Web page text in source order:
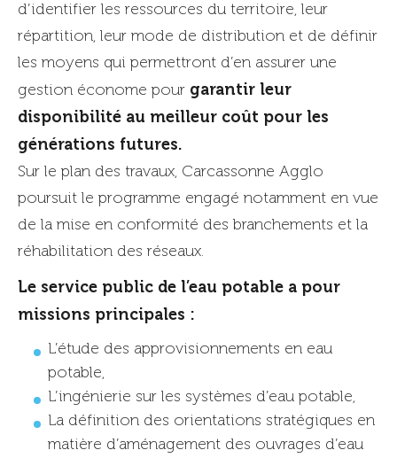
d’identifier les ressources du territoire, leur
répartition, leur mode de distribution et de définir
les moyens qui permettront d’en assurer une
gestion économe pour garantir leur
disponibilité au meilleur coût pour les
générations futures.
Sur le plan des travaux, Carcassonne Agglo
poursuit le programme engagé notamment en vue
de la mise en conformité des branchements et la
réhabilitation des réseaux.
Le service public de l’eau potable a pour
missions principales :
L’étude des approvisionnements en eau
potable,
L’ingénierie sur les systèmes d’eau potable,
La définition des orientations stratégiques en
matière d’aménagement des ouvrages d’eau